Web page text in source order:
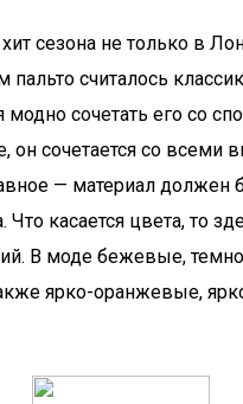
сезона не только в
считалось
модно сочетать его со
он сочетается со всеми
— материал должен
Что касается цвета, то
В моде бежевые,
ярко-оранжевые,